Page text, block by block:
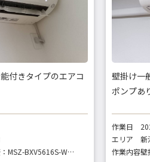
付きタイプのエアコ
壁掛けエアコン（三菱：MSZ-BXV5616S-W / MSZ-BXV2516-W）
壁掛け一
ポンプあ
作業日
エリア
新
作業内容壁